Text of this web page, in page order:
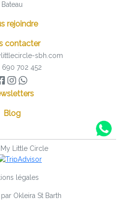
Bateau
rejoindre
contacter
sbh.com
690 702 452
Blog
Little Circle
légales
par Okleira St Barth